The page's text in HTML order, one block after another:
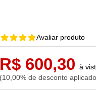
Avaliar produto
R$ 600,30
10,00% de desconto aplicado